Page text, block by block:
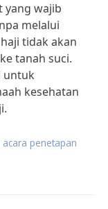
yang wajib
melalui
tidak akan
tanah suci.
untuk
kesehatan
acara penetapan